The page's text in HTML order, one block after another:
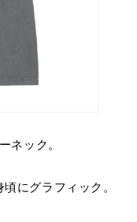
ネック。
にグラフィック。